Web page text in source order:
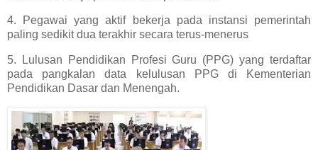
4. Pegawai yang aktif bekerja pada instansi pemerintah
paling sedikit dua terakhir secara terus-menerus
5. Lulusan Pendidikan Profesi Guru (PPG) yang terdaftar
pada pangkalan data kelulusan PPG di Kementerian
Pendidikan Dasar dan Menengah.